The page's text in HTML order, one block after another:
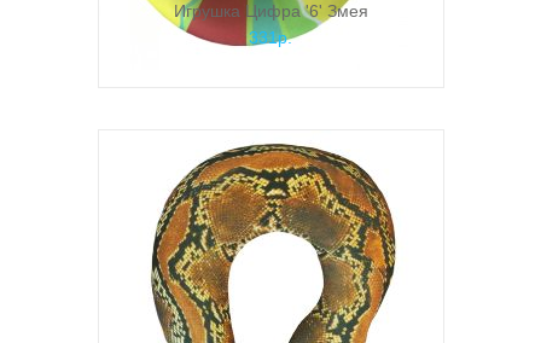
Игрушка Цифра '6' Змея
331р.